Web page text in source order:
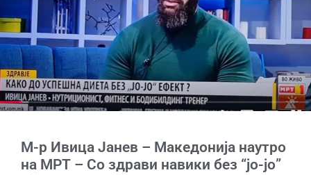
М-р Ивица Јанев – Македонија наутро
на МРТ – Со здрави навики без “јо-јо”